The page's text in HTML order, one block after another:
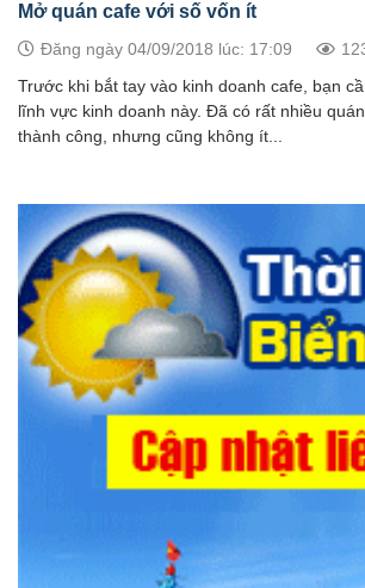
Mở quán cafe với số vốn ít
Đăng ngày 04/09/2018 lúc: 17:09
Trước khi bắt tay vào kinh doanh cafe, bạn
lĩnh vực kinh doanh này. Đã có rất nhiều
thành công, nhưng cũng không ít...